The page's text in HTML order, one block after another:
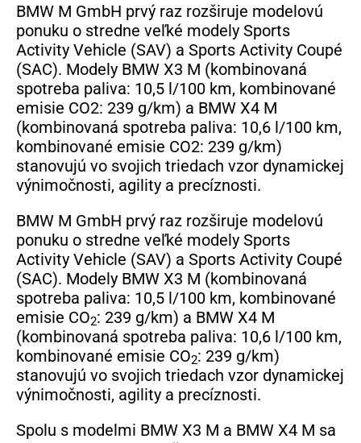
BMW M GmbH prvý raz rozširuje modelovú
ponuku o stredne veľké modely Sports
Activity Vehicle (SAV) a Sports Activity Coupé
(SAC). Modely BMW X3 M (kombinovaná
spotreba paliva: 10,5 l/100 km, kombinované
emisie CO2: 239 g/km) a BMW X4 M
(kombinovaná spotreba paliva: 10,6 l/100 km,
kombinované emisie CO2: 239 g/km)
stanovujú vo svojich triedach vzor dynamickej
výnimočnosti, agility a precíznosti.
BMW M GmbH prvý raz rozširuje modelovú
ponuku o stredne veľké modely Sports
Activity Vehicle (SAV) a Sports Activity Coupé
(SAC). Modely BMW X3 M (kombinovaná
spotreba paliva: 10,5 l/100 km, kombinované
emisie CO2: 239 g/km) a BMW X4 M
(kombinovaná spotreba paliva: 10,6 l/100 km,
kombinované emisie CO2: 239 g/km)
stanovujú vo svojich triedach vzor dynamickej
výnimočnosti, agility a precíznosti.
Spolu s modelmi BMW X3 M a BMW X4 M sa